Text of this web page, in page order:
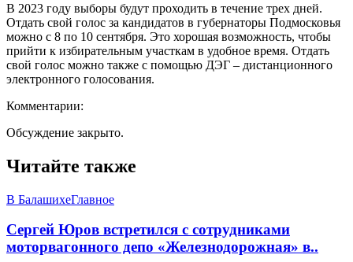
В 2023 году выборы будут проходить в течение трех дней.
Отдать свой голос за кандидатов в губернаторы Подмосковья
можно с 8 по 10 сентября. Это хорошая возможность, чтобы
прийти к избирательным участкам в удобное время. Отдать
свой голос можно также с помощью ДЭГ – дистанционного
электронного голосования.
Комментарии:
Обсуждение закрыто.
Читайте также
В БалашихеГлавное
Сергей Юров встретился с сотрудниками
моторвагонного депо «Железнодорожная» в..